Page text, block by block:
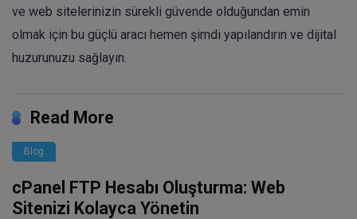
ve web sitelerinizin sürekli güvende olduğundan emin
olmak için bu güçlü aracı hemen şimdi yapılandırın ve dijital
huzurunuzu sağlayın.
Read More
Blog
cPanel FTP Hesabı Oluşturma: Web
Sitenizi Kolayca Yönetin